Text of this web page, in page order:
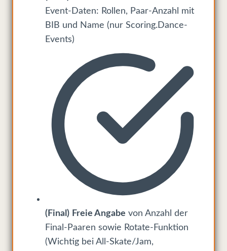
Event-Daten: Rollen, Paar-Anzahl mit
BIB und Name (nur Scoring.Dance-
Events)
(Final) Freie Angabe von Anzahl der
Final-Paaren sowie Rotate-Funktion
(Wichtig bei All-Skate/Jam,